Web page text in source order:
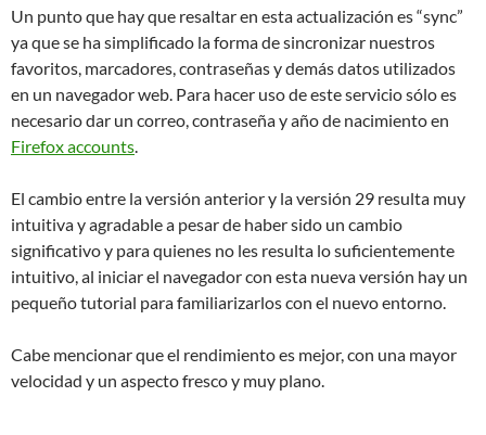
Un punto que hay que resaltar en esta actualización es “sync”
ya que se ha simplificado la forma de sincronizar nuestros
favoritos, marcadores, contraseñas y demás datos utilizados
en un navegador web. Para hacer uso de este servicio sólo es
necesario dar un correo, contraseña y año de nacimiento en
Firefox accounts.
El cambio entre la versión anterior y la versión 29 resulta muy
intuitiva y agradable a pesar de haber sido un cambio
significativo y para quienes no les resulta lo suficientemente
intuitivo, al iniciar el navegador con esta nueva versión hay un
pequeño tutorial para familiarizarlos con el nuevo entorno.
Cabe mencionar que el rendimiento es mejor, con una mayor
velocidad y un aspecto fresco y muy plano.